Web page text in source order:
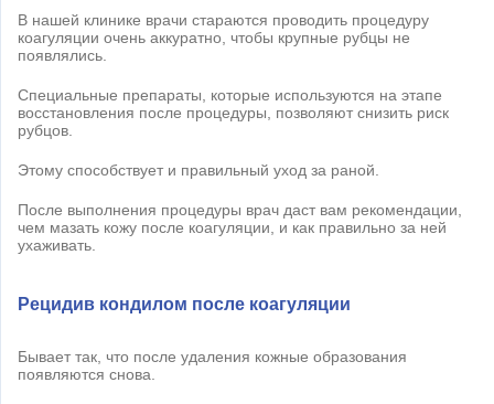
В нашей клинике врачи стараются проводить процедуру
коагуляции очень аккуратно, чтобы крупные рубцы не
появлялись.
Специальные препараты, которые используются на этапе
восстановления после процедуры, позволяют снизить риск
рубцов.
Этому способствует и правильный уход за раной.
После выполнения процедуры врач даст вам рекомендации,
чем мазать кожу после коагуляции, и как правильно за ней
ухаживать.
Рецидив кондилом после коагуляции
Бывает так, что после удаления кожные образования
появляются снова.